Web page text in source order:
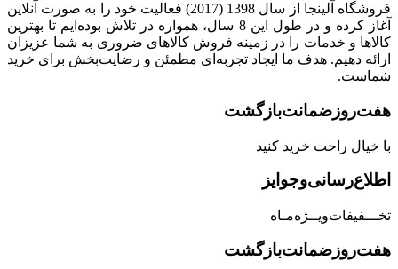
فروشگاه آلینجا از سال 1398 (2017) فعالیت خود را به صورت آنلاین
آغاز کرده و در طول این 8 سال، همواره در تلاش بوده‌ایم تا بهترین
کالاها و خدمات را در زمینه فروش کالاهای ضروری به شما عزیزان
ارائه دهیم. هدف ما ایجاد تجربه‌ای مطمئن و رضایت‌بخش برای خرید
شماست.
هفت‌روز‌ضمانت‌بازگشت
با خیال راحت خرید کنید
اطلاع‌رسانی‌و‌جوایز
تخـــفیفات‌ویــژه‌مـاه
هفت‌روز‌ضمانت‌بازگشت